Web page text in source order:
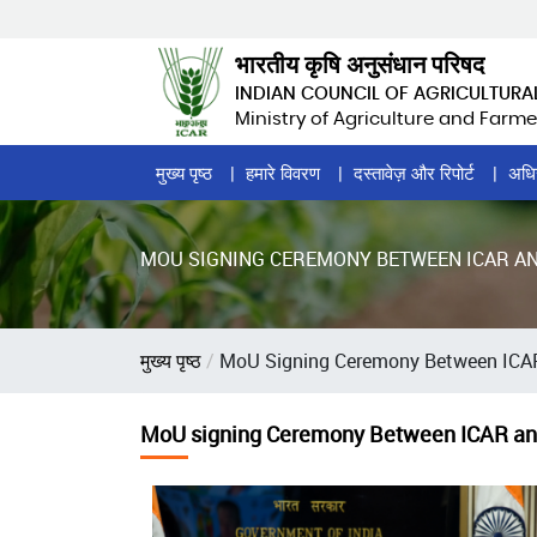
भारतीय कृषि अनुसंधान परिषद
INDIAN COUNCIL OF
Ministry of Agriculture and
Home
Page
Menu
मुख्य पृष्ठ हमारे विवरण दस्तावेज़ और रिपोर्ट
MOU SIGNING CEREMONY BETWEEN ICAR
पग
मुख्य पृष्ठ MoU Signing Ceremony Between
MoU signing Ceremony Between ICAR